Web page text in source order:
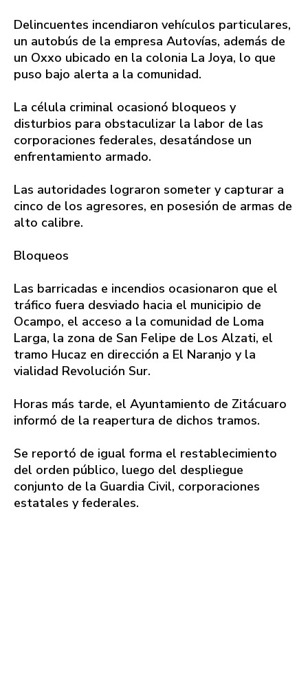
Delincuentes incendiaron vehículos particulares,
un autobús de la empresa Autovías, además de
un Oxxo ubicado en la colonia La Joya, lo que
puso bajo alerta a la comunidad.
La célula criminal ocasionó bloqueos y
disturbios para obstaculizar la labor de las
corporaciones federales, desatándose un
enfrentamiento armado.
Las autoridades lograron someter y capturar a
cinco de los agresores, en posesión de armas de
alto calibre.
Bloqueos
Las barricadas e incendios ocasionaron que el
tráfico fuera desviado hacia el municipio de
Ocampo, el acceso a la comunidad de Loma
Larga, la zona de San Felipe de Los Alzati, el
tramo Hucaz en dirección a El Naranjo y la
vialidad Revolución Sur.
Horas más tarde, el Ayuntamiento de Zitácuaro
informó de la reapertura de dichos tramos.
Se reportó de igual forma el restablecimiento
del orden público, luego del despliegue
conjunto de la Guardia Civil, corporaciones
estatales y federales.